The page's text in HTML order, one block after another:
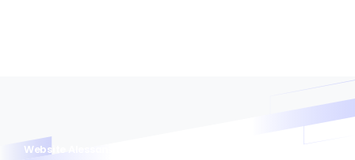
Website Alessandra Jereissati